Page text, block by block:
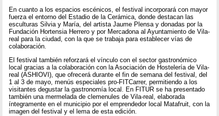
En cuanto a los espacios escénicos, el festival incorporará con mayor
fuerza el entorno del Estadio de la Cerámica, donde destacan las
esculturas Silvia y María, del artista Jaume Plensa y donadas por la
Fundación Hortensia Herrero y por Mercadona al Ayuntamiento de Vila-
real para la ciudad, con la que se trabaja para establecer vías de
colaboración.
El festival también reforzará el vínculo con el sector gastronómico
local gracias a la colaboración con la Asociación de Hostelería de Vila-
real (ASHIOVI), que ofrecerá durante el fin de semana del festival, del
1 al 3 de mayo, menús especiales pro-FITCarrer, permitiendo a los
visitantes degustar la gastronomía local. En FITUR se ha presentado
también una mermelada de clemenules de Vila-real, elaborada
íntegramente en el municipio por el emprendedor local Matafruit, con la
imagen del festival y el lema de esta edición.